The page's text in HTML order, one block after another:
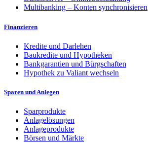
Multibanking – Konten synchronisieren
Finanzieren
Kredite und Darlehen
Baukredite und Hypotheken
Bankgarantien und Bürgschaften
Hypothek zu Valiant wechseln
Sparen und Anlegen
Sparprodukte
Anlagelösungen
Anlageprodukte
Börsen und Märkte